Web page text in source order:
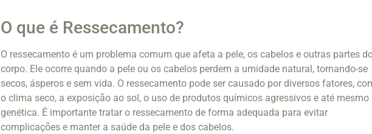
O que é Ressecamento?
O ressecamento é um problema comum que afeta a pele, os cabelos e outras partes
corpo. Ele ocorre quando a pele ou os cabelos perdem a umidade natural, tornando-se
secos, ásperos e sem vida. O ressecamento pode ser causado por diversos fatores,
o clima seco, a exposição ao sol, o uso de produtos químicos agressivos e até mesmo
genética. É importante tratar o ressecamento de forma adequada para evitar
complicações e manter a saúde da pele e dos cabelos.